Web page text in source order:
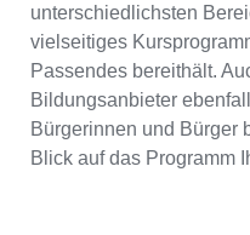
unterschiedlichsten
vielseitiges
Passendes bereithält.
Bildungsanbieter
Bürgerinnen und Bürger
Blick auf das Programm